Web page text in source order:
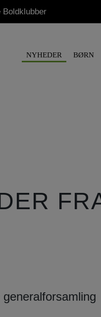
Boldklubber
NYHEDER BØRN